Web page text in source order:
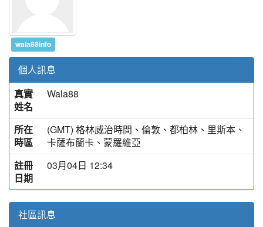
wala88info
個人訊息
真實
姓名
Wala88
所在
時區
(GMT) 格林威治時間、倫敦、都柏林、里斯本、
卡薩布蘭卡、蒙羅維亞
註冊
日期
03月04日 12:34
社區訊息